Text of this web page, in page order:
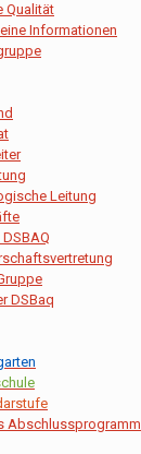
Qualität
Informationen
Leitung
DSBaq
Abschlussprogramm